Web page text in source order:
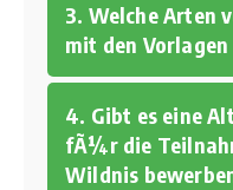
3. Welche Arten
mit den
4. Gibt es eine
fÃ¼r die
Wildnis